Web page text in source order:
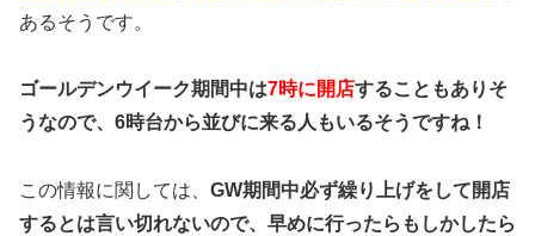
あるそうです。
ゴールデンウイーク期間中は7時に開店することもありそ
うなので、6時台から並びに来る人もいるそうですね！
この情報に関しては、 GW期間中必ず繰り上げをして開店
するとは言い切れないので、早めに行ったらもしかしたら